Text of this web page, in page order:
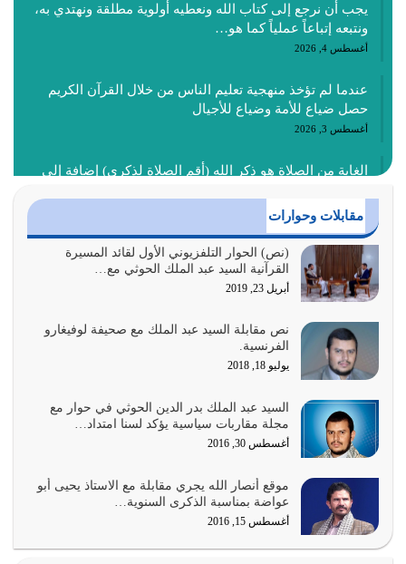
يجب أن نرجع إلى كتاب الله ونعطيه أولوية مطلقة ونهتدي به،
ونتبعه إتباعاً عملياً كما هو…
أغسطس 4, 2026
عندما لم تؤخذ منهجية تعليم الناس من خلال القرآن الكريم
حصل ضياع للأمة وضياع للأجيال
أغسطس 3, 2026
الغاية من الصلاة هو ذكر الله (أقم الصلاة لذكري) إضافة إلى
أغسطس 2, 2026
السبب الرئيسي لشقاء الأمة الابتعاد عن كتاب الله والتعدي
لحدود الله بالإضافات للدين
أغسطس 1, 2026
أبرز أسباب الشقاء هو الإعراض عن ذكر الله وعن هدى الله
المتمثل في القرآن الكريم
يوليو 31, 2026
أولياء الشيطان كلما كانوا أكثر ولاءً وطاعة للشيطان كلما كانوا
أكثر ضعفاً
يوليو 30, 2026
وعد الله تعالى من يُقتل في سبيله بالحياة الأبدية والرزق
والاستبشار والنجاة والخلود في…
يوليو 29, 2026
مقابلات وحوارات
(نص) الحوار التلفزيوني الأول لقائد المسيرة
القرآنية السيد عبد الملك الحوثي مع…
أبريل 23, 2019
نص مقابلة السيد عبد الملك مع صحيفة لوفيغارو
الفرنسية.
يوليو 18, 2018
السيد عبد الملك بدر الدين الحوثي في حوار مع
مجلة مقاربات سياسية يؤكد لسنا امتداد…
أغسطس 30, 2016
موقع أنصار الله يجري مقابلة مع الاستاذ يحيى أبو
عواضة بمناسبة الذكرى السنوية…
أغسطس 15, 2016